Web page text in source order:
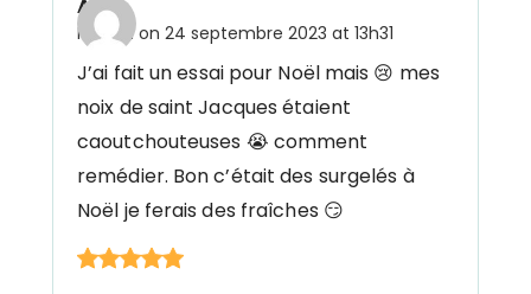
Anne
Posted on 24 septembre 2023 at 13h31
J’ai fait un essai pour Noël mais 😢 mes
noix de saint Jacques étaient
caoutchouteuses 😭 comment
remédier. Bon c’était des surgelés à
Noël je ferais des fraîches 😏